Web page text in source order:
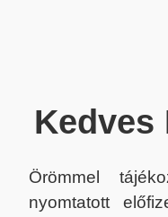
Kedves
Örömmel
nyomtatott